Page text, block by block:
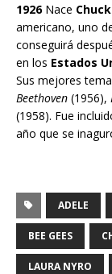
1926Nace
americano, uno
conseguirá
en los Estados
Sus mejores
Beethoven (1956),
(1958). Fue
año que se
ADELE
BEE GEES
LAURA NYRO